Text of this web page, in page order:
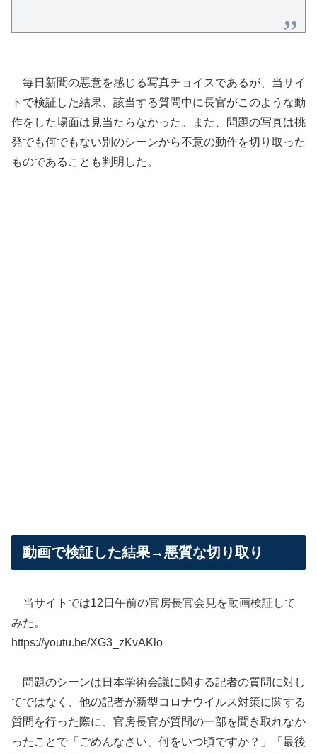
毎日新聞の悪意を感じる写真チョイスであるが、当サイ
トで検証した結果、該当する質問中に長官がこのような動
作をした場面は見当たらなかった。また、問題の写真は挑
発でも何でもない別のシーンから不意の動作を切り取った
ものであることも判明した。
動画で検証した結果→悪質な切り取り
当サイトでは12日午前の官房長官会見を動画検証して
みた。
https://youtu.be/XG3_zKvAKlo
問題のシーンは日本学術会議に関する記者の質問に対し
てではなく、他の記者が新型コロナウイルス対策に関する
質問を行った際に、官房長官が質問の一部を聞き取れなか
ったことで「ごめんなさい、何をいつ頃ですか？」「最後